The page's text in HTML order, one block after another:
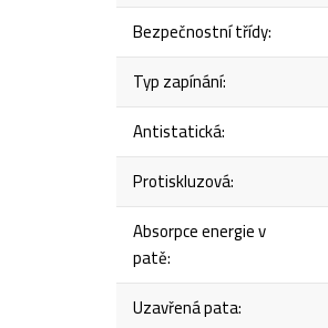
Bezpečnostní třídy:
Typ zapínání:
Antistatická:
Protiskluzová:
Absorpce energie v
patě:
Uzavřená pata: